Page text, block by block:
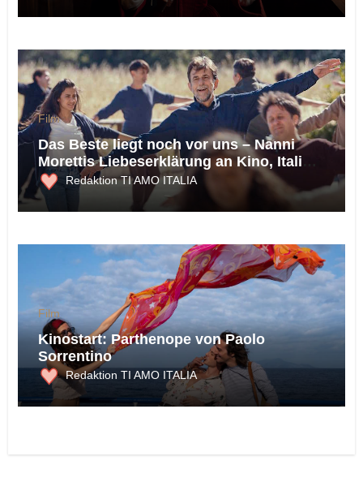
Film
Das Beste liegt noch vor uns – Nanni
Morettis Liebeserklärung an Kino, Italien
und die Möglichkeit des Glücks
Redaktion TI AMO ITALIA
Film
Kinostart: Parthenope von Paolo
Sorrentino
Redaktion TI AMO ITALIA